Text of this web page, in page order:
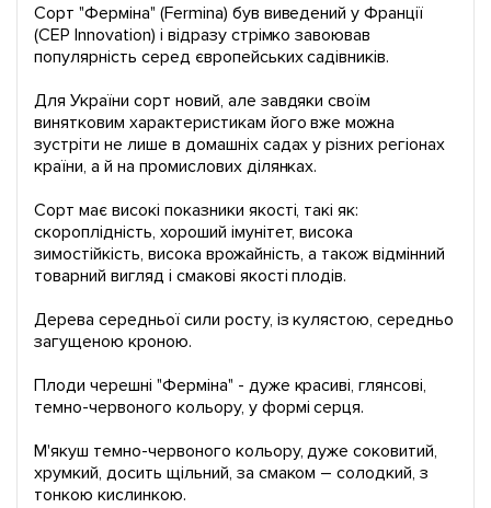
Сорт "Ферміна" (Fermina) був виведений у Франції
(CEP Innovation) і відразу стрімко завоював
популярність серед європейських садівників.
Для України сорт новий, але завдяки своїм
винятковим характеристикам його вже можна
зустріти не лише в домашніх садах у різних регіонах
країни, а й на промислових ділянках.
Сорт має високі показники якості, такі як:
скороплідність, хороший імунітет, висока
зимостійкість, висока врожайність, а також відмінний
товарний вигляд і смакові якості плодів.
Дерева середньої сили росту, із кулястою, середньо
загущеною кроною.
Плоди черешні "Ферміна" - дуже красиві, глянсові,
темно-червоного кольору, у формі серця.
М'якуш темно-червоного кольору, дуже соковитий,
хрумкий, досить щільний, за смаком – солодкий, з
тонкою кислинкою.